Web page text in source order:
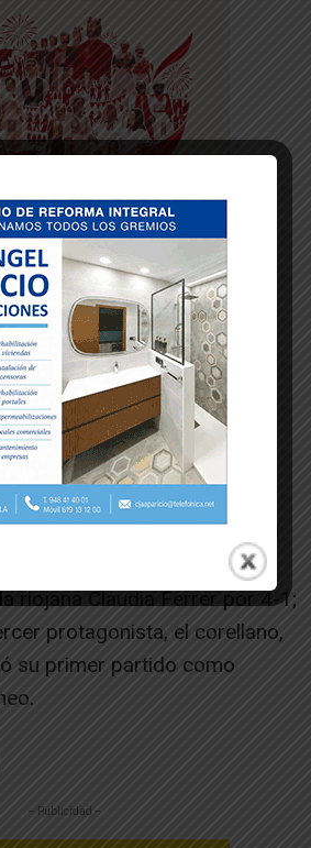
María Trujillo, «la
breves fechas conquistara
esta vez subcampeona
con Pilar Gálvez del Club El
por 4-0; 4-0. En semifinales
riojana Claudia Ferrer por 4-1;
protagonista, el corellano,
su primer partido como
-- Publicidad --